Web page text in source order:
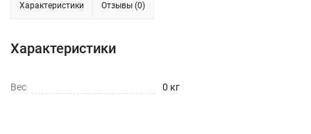
Характеристики Отзывы (0)
Характеристики
Вес 0 кг